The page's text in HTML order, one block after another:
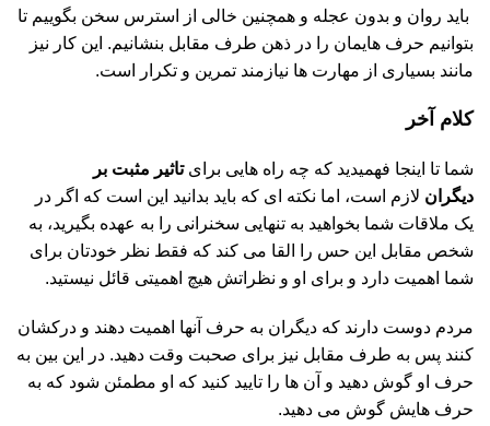
باید روان و بدون عجله و همچنین خالی از استرس سخن بگوییم تا
بتوانیم حرف هایمان را در ذهن طرف مقابل بنشانیم. این کار نیز
مانند بسیاری از مهارت ها نیازمند تمرین و تکرار است.
کلام آخر
شما تا اینجا فهمیدید که چه راه هایی برایتاثیر مثبت بر
دیگران لازم است، اما نکته ای که باید بدانید این است که اگر در
یک ملاقات شما بخواهید به تنهایی سخنرانی را به عهده بگیرید، به
شخص مقابل این حس را القا می کند که فقط نظر خودتان برای
شما اهمیت دارد و برای او و نظراتش هیچ اهمیتی قائل نیستید.
مردم دوست دارند که دیگران به حرف آنها اهمیت دهند و درکشان
کنند پس به طرف مقابل نیز برای صحبت وقت دهید. در این بین به
حرف او گوش دهید و آن ها را تایید کنید که او مطمئن شود که به
حرف هایش گوش می دهید.